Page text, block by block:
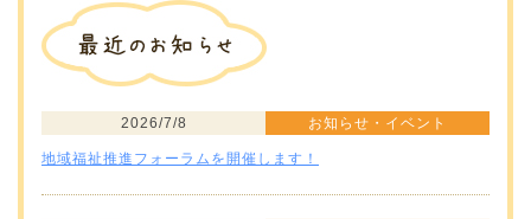
2026/7/8 お知らせ・イベント
地域福祉推進フォーラムを開催します！